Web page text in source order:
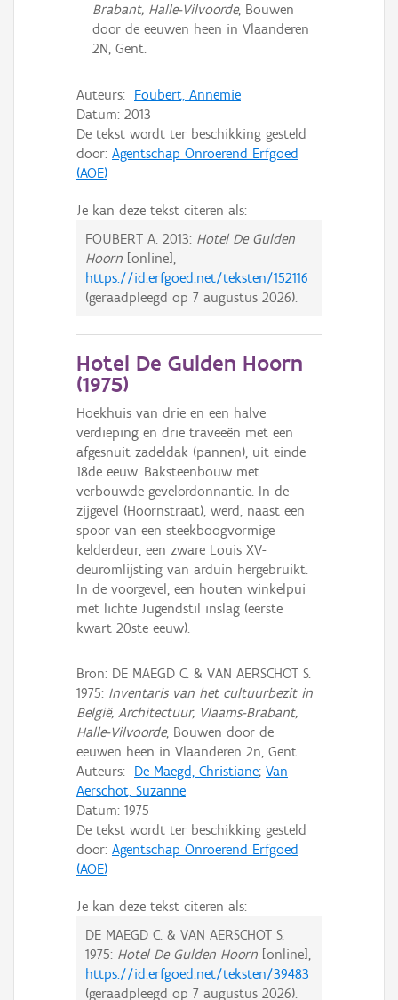
Brabant, Halle-Vilvoorde, Bouwen
door de eeuwen heen in Vlaanderen
2N, Gent.
Auteurs: Foubert, Annemie
Datum: 2013
De tekst wordt ter beschikking gesteld
door: Agentschap Onroerend Erfgoed
(AOE)
Je kan deze tekst citeren als:
FOUBERT A. 2013: Hotel De Gulden
Hoorn [online],
https://id.erfgoed.net/teksten/152116
(geraadpleegd op 7 augustus 2026).
Hotel De Gulden Hoorn
(1975)
Hoekhuis van drie en een halve
verdieping en drie traveeën met een
afgesnuit zadeldak (pannen), uit einde
18de eeuw. Baksteenbouw met
verbouwde gevelordonnantie. In de
zijgevel (Hoornstraat), werd, naast een
spoor van een steekboogvormige
kelderdeur, een zware Louis XV-
deuromlijsting van arduin hergebruikt.
In de voorgevel, een houten winkelpui
met lichte Jugendstil inslag (eerste
kwart 20ste eeuw).
Bron: DE MAEGD C. & VAN AERSCHOT S.
1975: Inventaris van het cultuurbezit in
België, Architectuur, Vlaams-Brabant,
Halle-Vilvoorde, Bouwen door de
eeuwen heen in Vlaanderen 2n, Gent.
Auteurs: De Maegd, Christiane; Van
Aerschot, Suzanne
Datum: 1975
De tekst wordt ter beschikking gesteld
door: Agentschap Onroerend Erfgoed
(AOE)
Je kan deze tekst citeren als:
DE MAEGD C. & VAN AERSCHOT S.
1975: Hotel De Gulden Hoorn [online],
https://id.erfgoed.net/teksten/39483
(geraadpleegd op 7 augustus 2026).